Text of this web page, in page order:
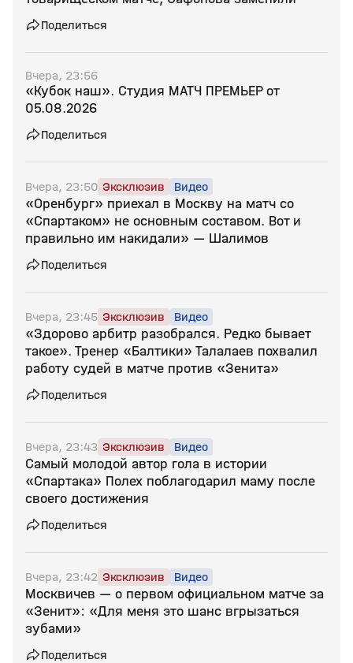
Поделиться
Вчера, 23:56
«Кубок наш». Студия МАТЧ ПРЕМЬЕР от
05.08.2026
Поделиться
Вчера, 23:50 Эксклюзив Видео
«Оренбург» приехал в Москву на матч со
«Спартаком» не основным составом. Вот и
правильно им накидали» — Шалимов
Поделиться
Вчера, 23:45 Эксклюзив Видео
«Здорово арбитр разобрался. Редко бывает
такое». Тренер «Балтики» Талалаев похвалил
работу судей в матче против «Зенита»
Поделиться
Вчера, 23:43 Эксклюзив Видео
Самый молодой автор гола в истории
«Спартака» Полех поблагодарил маму после
своего достижения
Поделиться
Вчера, 23:42 Эксклюзив Видео
Москвичев — о первом официальном матче за
«Зенит»: «Для меня это шанс вгрызаться
зубами»
Поделиться